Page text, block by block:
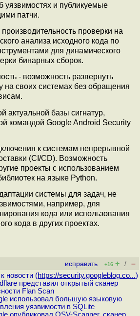
и публикуемые
патчи.
проверки на
анализа исходного кода по
для динамического
бинарных сборок.
- возможность развернуть
на своих системах без обращения
актуальной базы сигнатур,
командой Google Android Security
к системам непрерывной
(CI/CD). Возможность
проекты с использованием
на языке Python.
системы для задач, не
например, для
кода или использования
кода в других проектах.
исправить +16 + / –
новости (https://security.googleblog.co...)
представил открытый сканер
Flan Scan
использовал большую языковую
уязвимости в SQLite